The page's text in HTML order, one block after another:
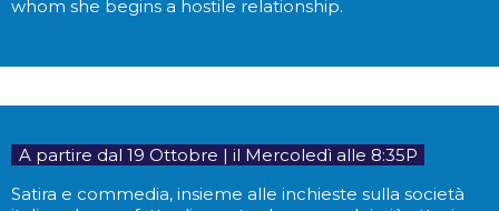
whom she begins a hostile relationship.
A partire dal 19 Ottobre | il Mercoledì alle 8:35P
Satira e commedia, insieme alle inchieste sulla società